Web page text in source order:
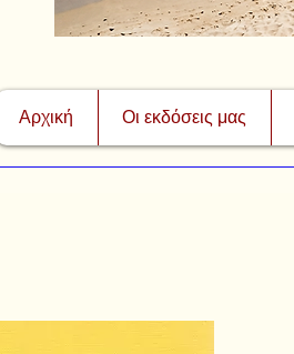
Αρχική Οι εκδόσεις μας